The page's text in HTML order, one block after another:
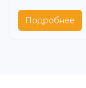
Подробнее